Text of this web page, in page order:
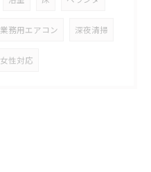
業務用エアコン 深夜清掃
女性対応